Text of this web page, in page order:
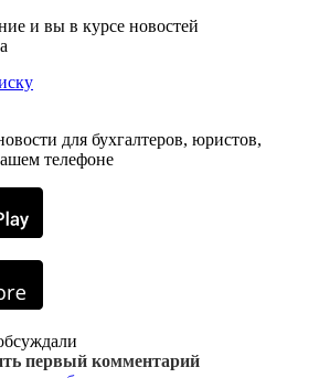
и вы в курсе новостей
для бухгалтеров, юристов,
телефоне
первый комментарий